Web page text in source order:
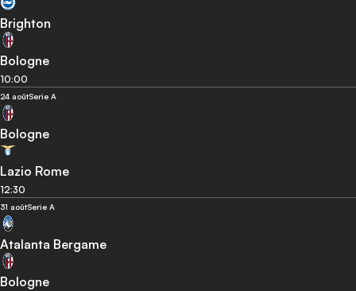
Brighton
Bologne
10:00
24 aoûtSerie A
Bologne
Lazio Rome
12:30
31 aoûtSerie A
Atalanta Bergame
Bologne